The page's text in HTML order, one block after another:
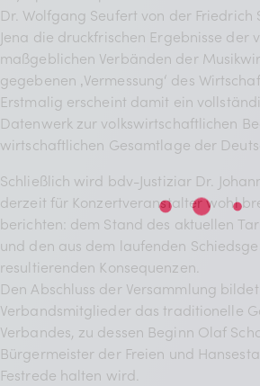
Dr. Wolfgang Seufert von der Friedrich
Jena die druckfrischen Ergebnisse der
maßgeblichen Verbänden der
gegebenen ‚Vermessung‘ des
Erstmalig erscheint damit ein
Datenwerk zur volkswirtschaftlichen
wirtschaftlichen Gesamtlage der
Schließlich wird bdv-Justiziar Dr.
derzeit für Konzertveranstalter wohl
berichten: dem Stand des aktuellen
und den aus dem laufenden
resultierenden Konsequenzen.
Den Abschluss der Versammlung
Verbandsmitglieder das traditionelle
Verbandes, zu dessen Beginn Olaf
Bürgermeister der Freien und
Festrede halten wird.